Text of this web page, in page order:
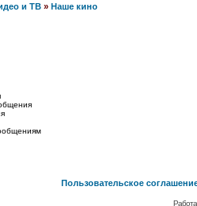
и ТВ » Наше кино
Пользовательское